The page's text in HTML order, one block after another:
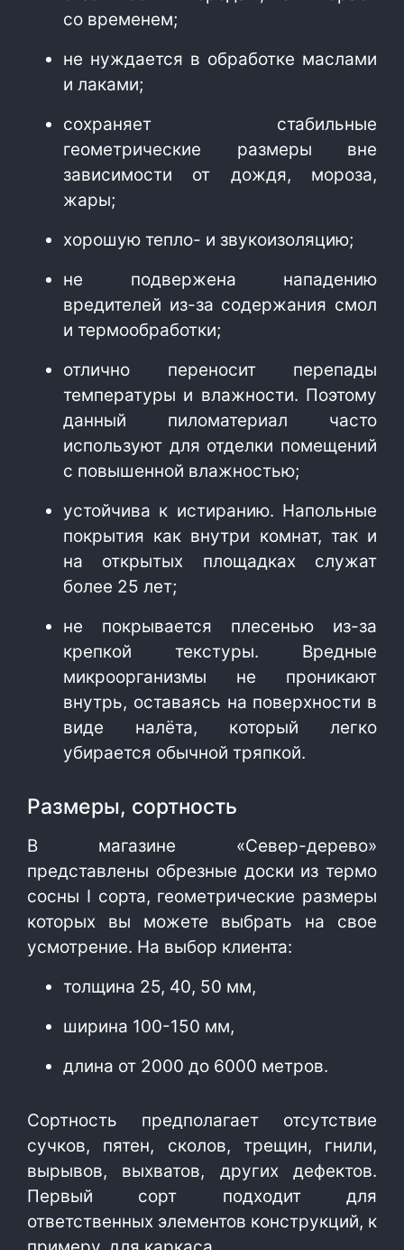
со временем;
не нуждается в обработке маслами
и лаками;
сохраняет стабильные
геометрические размеры вне
зависимости от дождя, мороза,
жары;
хорошую тепло- и звукоизоляцию;
не подвержена нападению
вредителей из-за содержания смол
и термообработки;
отлично переносит перепады
температуры и влажности. Поэтому
данный пиломатериал часто
используют для отделки помещений
с повышенной влажностью;
устойчива к истиранию. Напольные
покрытия как внутри комнат, так и
на открытых площадках служат
более 25 лет;
не покрывается плесенью из-за
крепкой текстуры. Вредные
микроорганизмы не проникают
внутрь, оставаясь на поверхности в
виде налёта, который легко
убирается обычной тряпкой.
Размеры, сортность
В магазине «Север-дерево»
представлены обрезные доски из термо
сосны I сорта, геометрические размеры
которых вы можете выбрать на свое
усмотрение. На выбор клиента:
толщина 25, 40, 50 мм,
ширина 100-150 мм,
длина от 2000 до 6000 метров.
Сортность предполагает отсутствие
сучков, пятен, сколов, трещин, гнили,
вырывов, выхватов, других дефектов.
Первый сорт подходит для
ответственных элементов конструкций, к